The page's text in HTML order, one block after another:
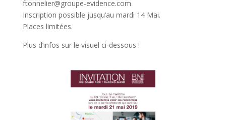
ftonnelier@groupe-evidence.com
Inscription possible jusqu’au mardi 14 Mai.
Places limitées.
Plus d’infos sur le visuel ci-dessous !